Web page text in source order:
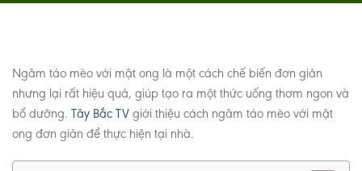
Ngâm táo mèo với mật ong là một cách chế biến đơn giản
nhưng lại rất hiệu quả, giúp tạo ra một thức uống thơm ngon và
bổ dưỡng. Tây Bắc TV giới thiệu cách ngâm táo mèo với mật
ong đơn giản để thực hiện tại nhà.